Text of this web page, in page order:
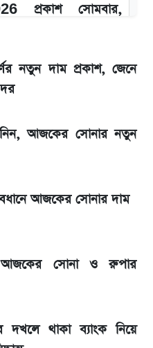
প্রকাশ সোমবার,
পরিবর্তন
নতুন দাম
চূড়ান্ত, স্কুলে ভর্তি
ছায়া
পয়েন্ট টেবিল ও
নতুন দাম প্রকাশ, জেনে
আজকের সোনার নতুন
আজকের সোনার দাম
আজকের সোনা ও রুপার
থাকা ব্যাংক নিয়ে